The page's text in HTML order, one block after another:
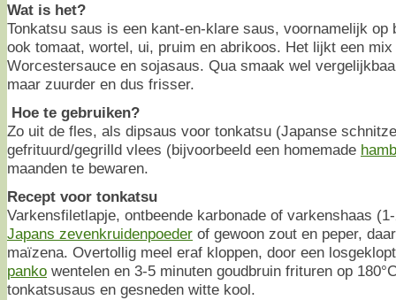
Wat is het?
Tonkatsu saus is een kant-en-klare saus, voornamelijk op
ook tomaat, wortel, ui, pruim en abrikoos. Het lijkt een
Worcestersauce en sojasaus. Qua smaak wel
maar zuurder en dus frisser.
Hoe te gebruiken?
Zo uit de fles, als dipsaus voor tonkatsu (Japanse
gefrituurd/gegrilld vlees (bijvoorbeeld een homemade
maanden te bewaren.
Recept voor tonkatsu
Varkensfiletlapje, ontbeende karbonade of varkenshaas
Japans zevenkruidenpoeder of gewoon zout en peper,
maïzena. Overtollig meel eraf kloppen, door een
panko wentelen en 3-5 minuten goudbruin frituren op
tonkatsusaus en gesneden witte kool.